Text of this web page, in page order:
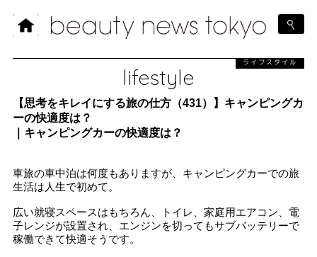
lifestyle
ライフスタイル
【思考をキレイにする旅の仕方（431）】キャンピングカ
ーの快適度は？
｜キャンピングカーの快適度は？
車旅の車中泊は何度もありますが、キャンピングカーでの旅
生活は人生で初めて。
広い就寝スペースはもちろん、トイレ、家庭用エアコン、電
子レンジが設置され、エンジンを切ってもサブバッテリーで
稼働できて快適そうです。